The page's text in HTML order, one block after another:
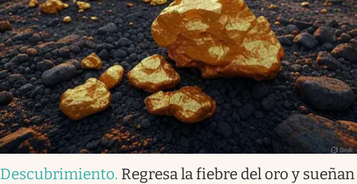
Descubrimiento. Regresa la fiebre del oro y sueñan